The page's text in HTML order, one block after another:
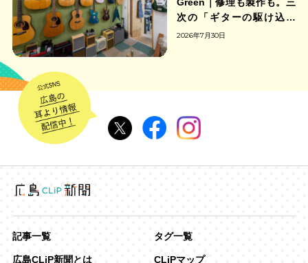
次の「ギターの駆け込み
寺」
2026年7月30日
記事一覧 タグ一覧
広島CLiP新聞とは CLiPマップ